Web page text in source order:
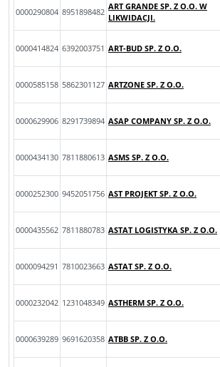
0000290804 8951898482
ART GRANDE SP. Z O.O. W
LIKWIDACJI.
0000414824 6392003751 ART-BUD SP. Z O.O.
0000585158 5862301127 ARTZONE SP. Z O.O.
0000629906 8291739894 ASAP COMPANY SP. Z O.O.
0000434130 7811880613 ASMS SP. Z O.O.
0000252300 9452051756 AST PROJEKT SP. Z O.O.
0000435562 7811880783 ASTAT LOGISTYKA SP. Z O.O.
0000094291 7810023663 ASTAT SP. Z O.O.
0000232042 1231048349 ASTHERM SP. Z O.O.
0000639289 9691620358 ATBB SP. Z O.O.